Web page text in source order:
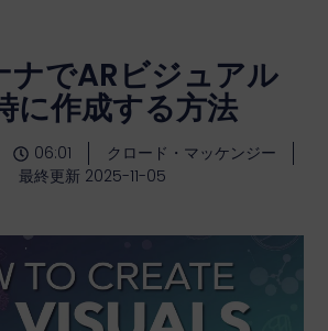
ナでARビジュアル
に作成する方法
06:01
クロード・マッケンジー
最終更新 2025-11-05